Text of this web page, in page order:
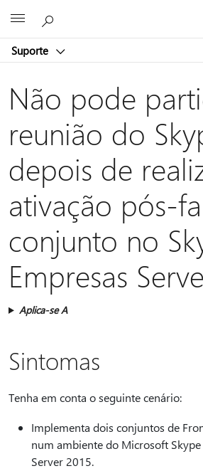
Suporte
Não pode
reunião do
depois de
ativação pós-
conjunto no
Empresas
Aplica-se A
Sintomas
Tenha em conta o seguinte cenário:
Implementa dois conjuntos de
num ambiente do Microsoft Skype
Server 2015.